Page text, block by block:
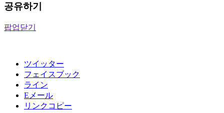
공유하기
팝업닫기
ツイッター
フェイスブック
ライン
Eメール
リンクコピー